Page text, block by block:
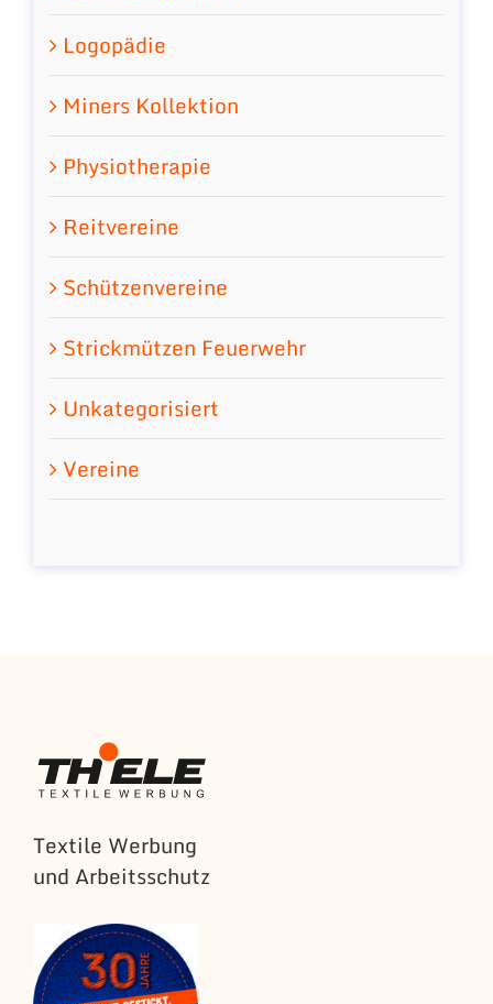
Logopädie
Miners Kollektion
Physiotherapie
Reitvereine
Schützenvereine
Strickmützen Feuerwehr
Unkategorisiert
Vereine
Textile Werbung
und Arbeitsschutz